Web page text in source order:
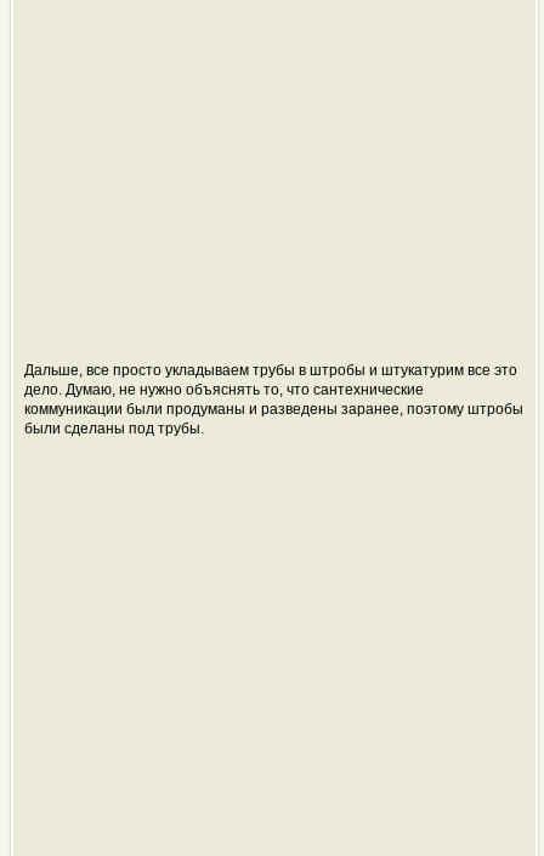
Дальше, все просто укладываем трубы в штробы и штукатурим все это
дело. Думаю, не нужно объяснять то, что сантехнические
коммуникации были продуманы и разведены заранее, поэтому штробы
были сделаны под трубы.